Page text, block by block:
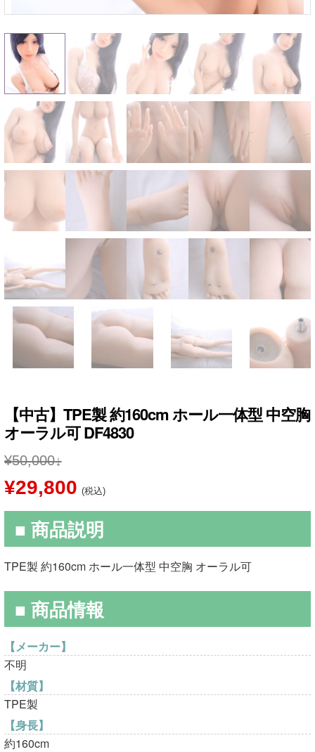
【中古】TPE製 約160cm ホール一体型 中空胸
オーラル可 DF4830
¥50,000
元
の
価
格
¥50,000
し
た。
¥29,800現
在
の
は
で
(税込)
■ 商品説明
TPE製 約160cm ホール一体型 中空胸 オーラル可
■ 商品情報
【メーカー】
不明
【材質】
TPE製
【身長】
約160cm